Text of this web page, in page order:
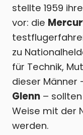
stellte 1959
vor: die
zu
für Technik,
dieser Männer
Glenn –
Weise mit der
werden.